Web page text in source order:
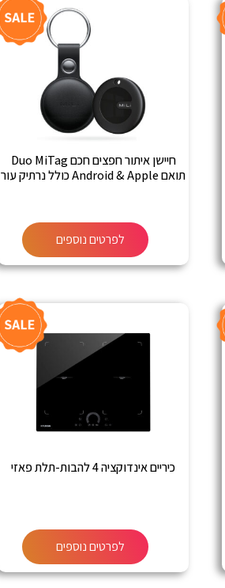
חיישן איתור חפצים חכם Duo MiTag
תואם Android & Apple כולל נרתיק עור
לפרטים נוספים
כיריים אינדוקציה 4 להבות-תלת פאזי
לפרטים נוספים